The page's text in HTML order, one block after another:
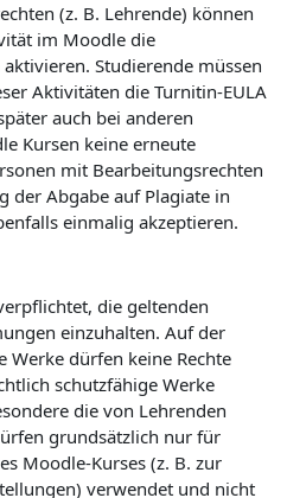
(z. B. Lehrende) können
im Moodle die
Studierende müssen
Aktivitäten die Turnitin-EULA
auch bei anderen
Kursen keine erneute
mit Bearbeitungsrechten
der Abgabe auf Plagiate in
einmalig akzeptieren.
die geltenden
einzuhalten. Auf der
dürfen keine Rechte
schutzfähige Werke
die von Lehrenden
grundsätzlich nur für
Moodle-Kurses (z. B. zur
verwendet und nicht